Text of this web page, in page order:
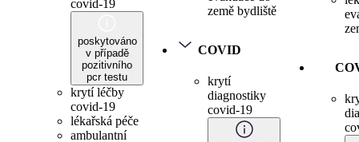
covid-19
poskytováno
v případě
pozitivního
pcr testu
krytí léčby
covid-19
lékařská péče
ambulantní
země bydliště
COVID
krytí
diagnostiky
covid-19